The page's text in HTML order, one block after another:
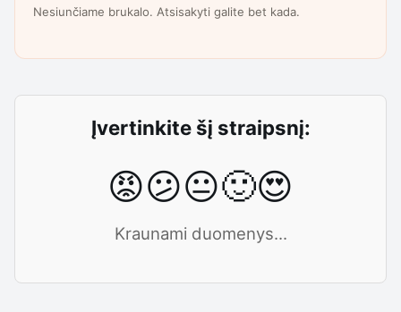
Nesiunčiame brukalo. Atsisakyti galite bet kada.
Įvertinkite šį straipsnį:
😡😕😐🙂😍
Kraunami duomenys...